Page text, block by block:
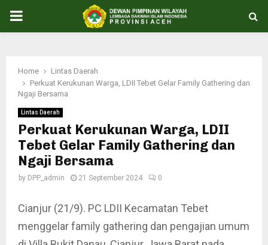
PRIMARY
Home
Lintas Daerah
Perkuat Kerukunan Warga, LDII Tebet Gelar Family Gathering dan
Ngaji Bersama
Lintas Daerah
Perkuat Kerukunan Warga, LDII
Tebet Gelar Family Gathering dan
Ngaji Bersama
by DPP_admin 21 September 2024 0
Cianjur (21/9). PC LDII Kecamatan Tebet
menggelar family gathering dan pengajian umum